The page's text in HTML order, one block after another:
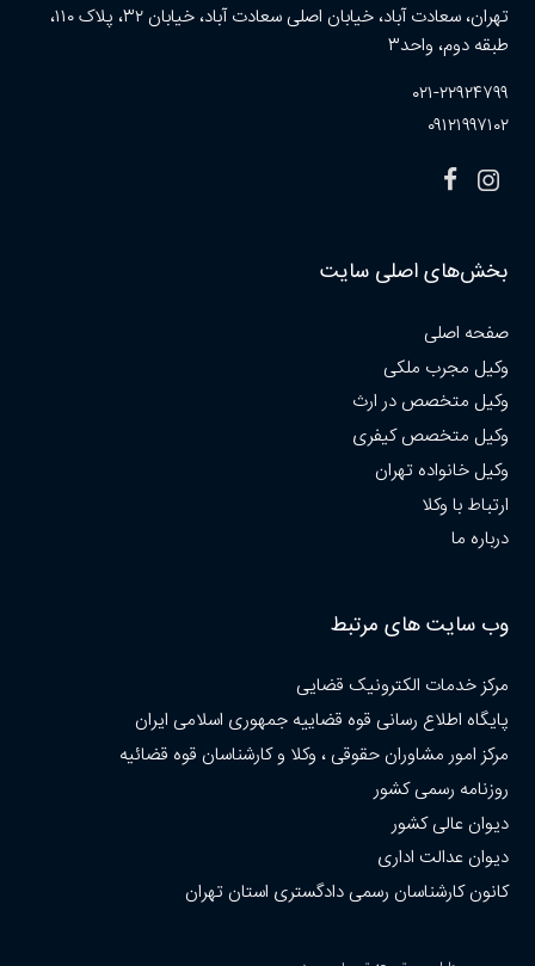
تهران، سعادت آباد، خیابان اصلی سعادت آباد، خیابان ۳۲، پلاک ۱۱۰،
طبقه دوم، واحد۳
۰۲۱-۲۲۹۲۴۷۹۹
۰۹۱۲۱۹۹۷۱۰۲
بخش‌های اصلی سایت
صفحه اصلی
وکیل مجرب ملکی
وکیل متخصص در ارث
وکیل متخصص کیفری
وکیل خانواده تهران
ارتباط با وکلا
درباره ما
وب سایت های مرتبط
مرکز خدمات الکترونیک قضایی
پایگاه اطلاع رسانی قوه قضاییه جمهوری اسلامی ایران
مرکز امور مشاوران حقوقی ، وکلا و کارشناسان قوه قضائیه
روزنامه رسمی کشور
دیوان عالی کشور
دیوان عدالت اداری
کانون کارشناسان رسمی دادگستری استان تهران